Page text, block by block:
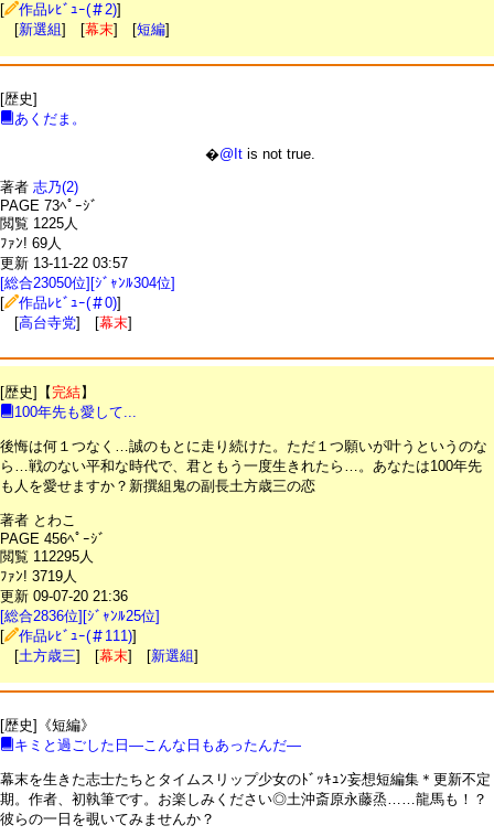
[
作品ﾚﾋﾞｭｰ(＃2)]
[新選組] [幕末] [短編]
[歴史]
あくだま。
�@It is not true.
著者 志乃(2)
PAGE 73ﾍﾟｰｼﾞ
閲覧 1225人
ﾌｧﾝ! 69人
更新 13-11-22 03:57
[総合23050位][ｼﾞｬﾝﾙ304位]
[
作品ﾚﾋﾞｭｰ(＃0)]
[高台寺党] [幕末]
[歴史]【完結】
100年先も愛して...
後悔は何１つなく…誠のもとに走り続けた。ただ１つ願いが叶うというのな
ら…戦のない平和な時代で、君ともう一度生きれたら…。あなたは100年先
も人を愛せますか？新撰組鬼の副長土方歳三の恋
著者 とわこ
PAGE 456ﾍﾟｰｼﾞ
閲覧 112295人
ﾌｧﾝ! 3719人
更新 09-07-20 21:36
[総合2836位][ｼﾞｬﾝﾙ25位]
[
作品ﾚﾋﾞｭｰ(＃111)]
[土方歳三] [幕末] [新選組]
[歴史]《短編》
キミと過ごした日―こんな日もあったんだ―
幕末を生きた志士たちとタイムスリップ少女のﾄﾞｯｷｭﾝ妄想短編集＊更新不定
期。作者、初執筆です。お楽しみください◎土沖斎原永藤烝……龍馬も！？
彼らの一日を覗いてみませんか？